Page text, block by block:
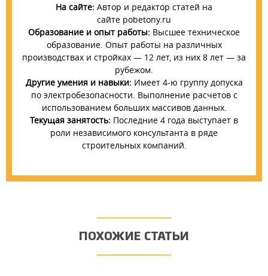
На сайте: Автор и редактор статей на
сайте pobetony.ru
Образование и опыт работы: Высшее техническое
образование. Опыт работы на различных
производствах и стройках — 12 лет, из них 8 лет — за
рубежом.
Другие умения и навыки:Имеет 4-ю группу допуска
по электробезопасности. Выполнение расчетов с
использованием больших массивов данных.
Текущая занятость: Последние 4 года выступает в
роли независимого консультанта в ряде
строительных компаний.
ПОХОЖИЕ СТАТЬИ